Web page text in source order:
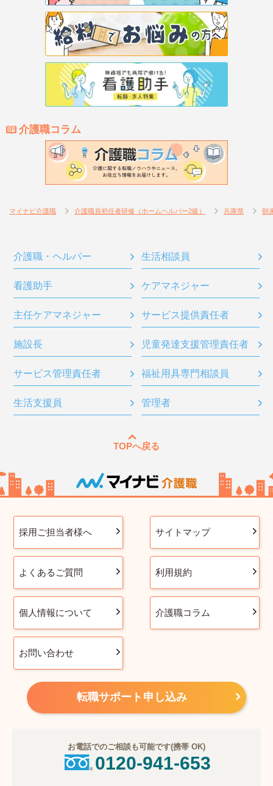
介護職コラム
マイナビ介護職 介護職員初任者研修（ホームヘルパー2級） 兵庫県 朝
介護職・ヘルパー 生活相談員
看護助手 ケアマネジャー
主任ケアマネジャー サービス提供責任者
施設長 児童発達支援管理責任者
サービス管理責任者 福祉用具専門相談員
生活支援員 管理者
TOPへ戻る
採用ご担当者様へ サイトマップ
よくあるご質問 利用規約
個人情報について 介護職コラム
お問い合わせ
転職サポート申し込み
お電話でのご相談も可能です(携帯 OK)
0120-941-653